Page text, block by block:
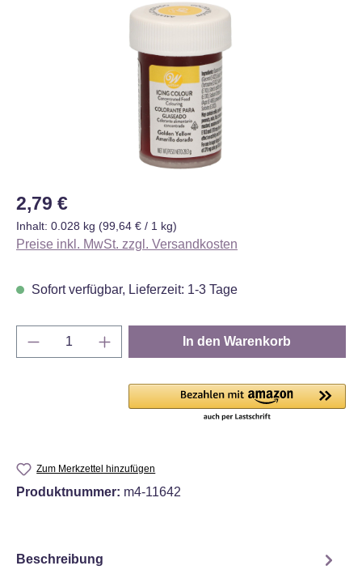
Regulärer Preis:
2,79 €
Inhalt: 0.028 kg (99,64 € / 1 kg)
Preise inkl. MwSt. zzgl. Versandkosten
Sofort verfügbar, Lieferzeit: 1-3 Tage
Produkt Anzahl: Gib den gewünschten
In den Warenkorb
Zum Merkzettel hinzufügen
Produktnummer: m4-11642
Beschreibung